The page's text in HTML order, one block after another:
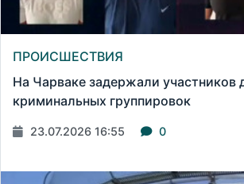
ПРОИСШЕСТВИЯ
На Чарваке задержали участников
криминальных группировок
23.07.2026 16:55 0